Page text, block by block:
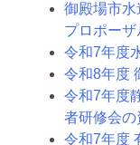
御殿場市
プロポー
令和7年度
令和8年度
令和7年度
者研修会の
令和7年度